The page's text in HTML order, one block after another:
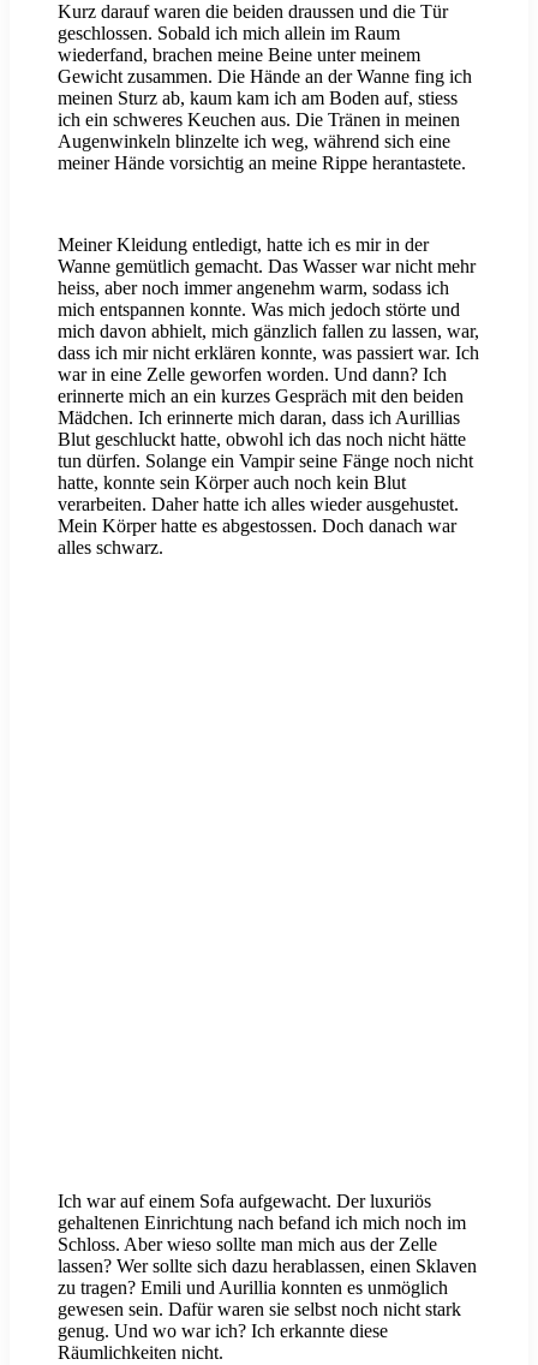
Kurz darauf waren die beiden draussen und die Tür
geschlossen. Sobald ich mich allein im Raum
wiederfand, brachen meine Beine unter meinem
Gewicht zusammen. Die Hände an der Wanne fing ich
meinen Sturz ab, kaum kam ich am Boden auf, stiess
ich ein schweres Keuchen aus. Die Tränen in meinen
Augenwinkeln blinzelte ich weg, während sich eine
meiner Hände vorsichtig an meine Rippe herantastete.
Meiner Kleidung entledigt, hatte ich es mir in der
Wanne gemütlich gemacht. Das Wasser war nicht mehr
heiss, aber noch immer angenehm warm, sodass ich
mich entspannen konnte. Was mich jedoch störte und
mich davon abhielt, mich gänzlich fallen zu lassen, war,
dass ich mir nicht erklären konnte, was passiert war. Ich
war in eine Zelle geworfen worden. Und dann? Ich
erinnerte mich an ein kurzes Gespräch mit den beiden
Mädchen. Ich erinnerte mich daran, dass ich Aurillias
Blut geschluckt hatte, obwohl ich das noch nicht hätte
tun dürfen. Solange ein Vampir seine Fänge noch nicht
hatte, konnte sein Körper auch noch kein Blut
verarbeiten. Daher hatte ich alles wieder ausgehustet.
Mein Körper hatte es abgestossen. Doch danach war
alles schwarz.
Ich war auf einem Sofa aufgewacht. Der luxuriös
gehaltenen Einrichtung nach befand ich mich noch im
Schloss. Aber wieso sollte man mich aus der Zelle
lassen? Wer sollte sich dazu herablassen, einen Sklaven
zu tragen? Emili und Aurillia konnten es unmöglich
gewesen sein. Dafür waren sie selbst noch nicht stark
genug. Und wo war ich? Ich erkannte diese
Räumlichkeiten nicht.